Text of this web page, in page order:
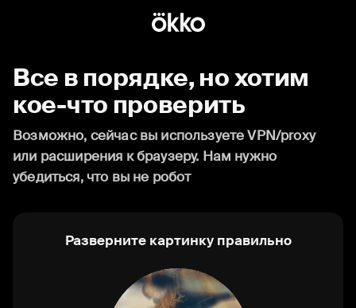
Все в порядке, но хотим
кое-что проверить
Возможно, сейчас вы используете VPN/proxy
или расширения к браузеру. Нам нужно
убедиться, что вы не робот
Разверните картинку правильно